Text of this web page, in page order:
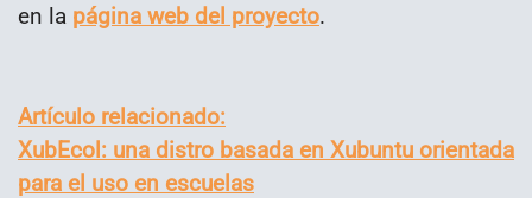
en la página web del proyecto.
Artículo relacionado:
XubEcol: una distro basada en Xubuntu orientada
para el uso en escuelas